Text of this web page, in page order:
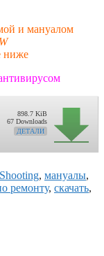
и мануалом
ниже
898.7 KiB
67 Downloads
ДЕТАЛИ
, мануалы,
ремонту, скачать,